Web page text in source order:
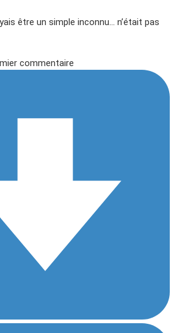
être un simple inconnu… n’était pas
commentaire